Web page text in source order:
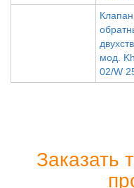
Клапан
мод.
02/W
Заказать